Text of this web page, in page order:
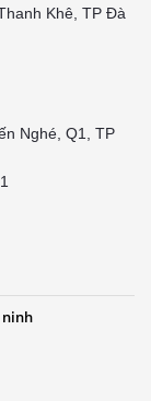
Khê, TP Đà
Nghé, Q1, TP
ninh